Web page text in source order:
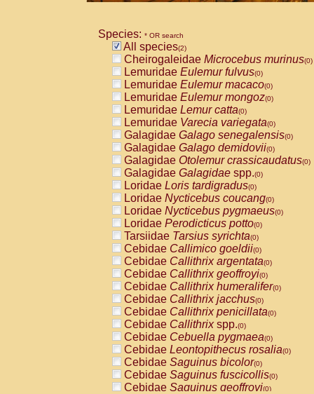
Species: * OR search
All species(2)
Cheirogaleidae Microcebus murinus(0)
Lemuridae Eulemur fulvus(0)
Lemuridae Eulemur macaco(0)
Lemuridae Eulemur mongoz(0)
Lemuridae Lemur catta(0)
Lemuridae Varecia variegata(0)
Galagidae Galago senegalensis(0)
Galagidae Galago demidovii(0)
Galagidae Otolemur crassicaudatus(0)
Galagidae Galagidae spp.(0)
Loridae Loris tardigradus(0)
Loridae Nycticebus coucang(0)
Loridae Nycticebus pygmaeus(0)
Loridae Perodicticus potto(0)
Tarsiidae Tarsius syrichta(0)
Cebidae Callimico goeldii(0)
Cebidae Callithrix argentata(0)
Cebidae Callithrix geoffroyi(0)
Cebidae Callithrix humeralifer(0)
Cebidae Callithrix jacchus(0)
Cebidae Callithrix penicillata(0)
Cebidae Callithrixspp.(0)
Cebidae Cebuella pygmaea(0)
Cebidae Leontopithecus rosalia(0)
Cebidae Saguinus bicolor(0)
Cebidae Saguinus fuscicollis(0)
Cebidae Saguinus geoffroyi(0)